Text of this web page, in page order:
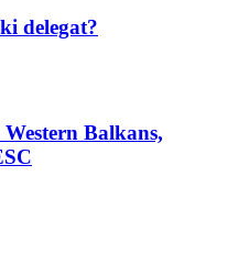
delegat?
Balkans,